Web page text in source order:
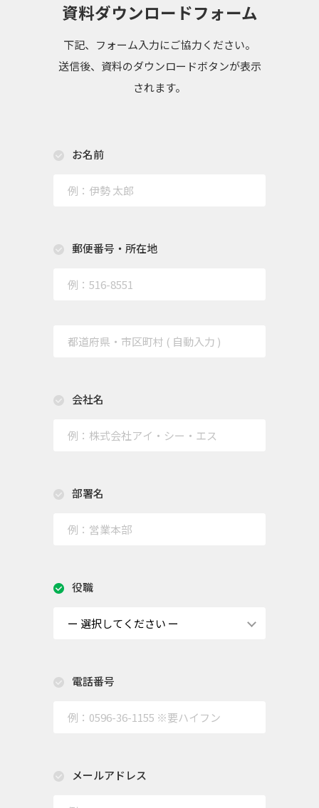
資料ダウンロードフォーム
下記、フォーム入力にご協力ください。
送信後、資料のダウンロードボタンが表示
されます。
お名前
郵便番号・所在地
会社名
部署名
役職
電話番号
メールアドレス